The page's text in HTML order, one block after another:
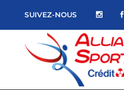
SUIVEZ-NOUS